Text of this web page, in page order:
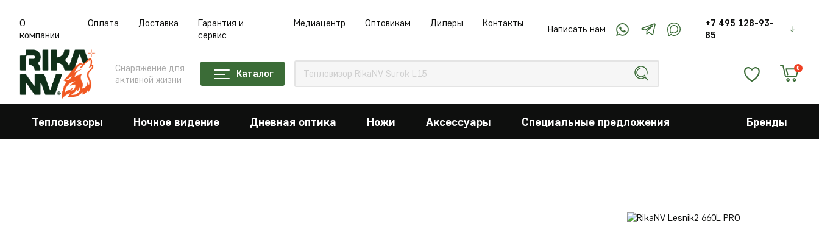
О
компании
Оплата Доставка
Гарантия и
сервис
Медиацентр Оптовикам Дилеры Контакты
Написать нам
+7 495 128-93-
85
Снаряжение для
активной жизни
Каталог 0
Тепловизоры Ночное видение Дневная оптика Ножи Аксессуары Специальные предложения Бренды